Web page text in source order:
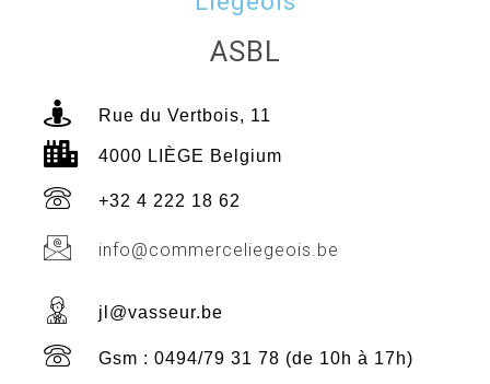
ASBL
Rue du Vertbois, 11
4000 LIÈGE Belgium
+32 4 222 18 62
info@commerceliegeois.be
jl@vasseur.be
Gsm : 0494/79 31 78 (de 10h à 17h)